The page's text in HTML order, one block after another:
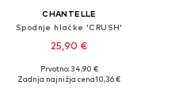
CHANTELLE
Spodnje hlačke 'CRUSH'
25,90 €
Razpoložljive velikosti: S, L, XL, XXL
Prvotno: 34,90 €
Zadnja najnižja cena10,36 €